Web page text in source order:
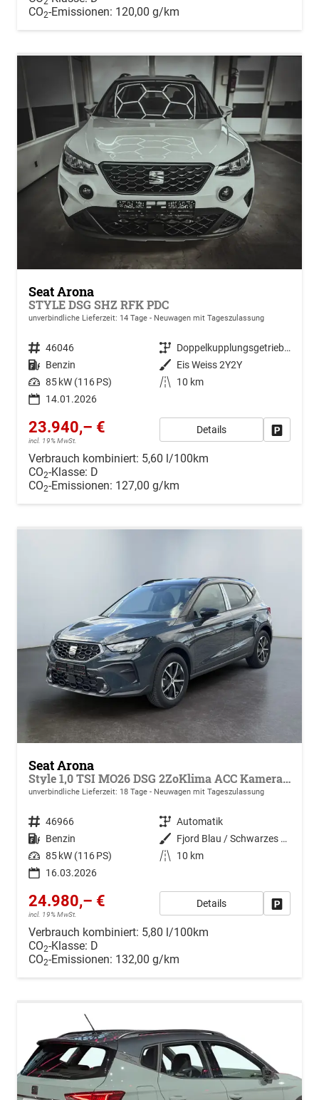
CO2-Emissionen: 120,00 g/km
Seat Arona
STYLE DSG SHZ RFK PDC
unverbindliche Lieferzeit: 14 Tage Neuwagen mit Tageszulassung
Fahrzeugnr. 46046 Getriebe
Doppelkupplungsgetriebe (DSG)
Kraftstoff Benzin Außenfarbe Eis Weiss 2Y2Y
Leistung 85 kW (116 PS) Kilometerstand
10 km
14.01.2026
23.940,– €
incl. 19% MwSt.
Details
Verbrauch kombiniert: 5,60 l/100km
CO2-Klasse: D
CO2-Emissionen: 127,00 g/km
Seat Arona
Style 1,0 TSI MO26 DSG 2ZoKlima ACC Kamera Sitzheizung Einparkhilfe Apple Car Play 5J Garantie
unverbindliche Lieferzeit: 18 Tage Neuwagen mit Tageszulassung
Fahrzeugnr. 46966 Getriebe Automatik
Kraftstoff Benzin Außenfarbe
Fjord Blau / Schwarzes Dach
Leistung 85 kW (116 PS) Kilometerstand
10 km
16.03.2026
24.980,– €
incl. 19% MwSt.
Details
Verbrauch kombiniert: 5,80 l/100km
CO2-Klasse: D
CO2-Emissionen: 132,00 g/km